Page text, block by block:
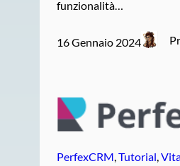
funzionalità…
16 Gennaio 2024
PerfexCRM Tutorial